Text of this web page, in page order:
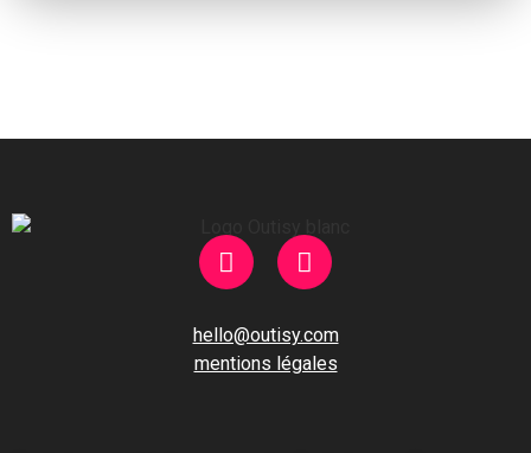
hello@outisy.com
mentions légales